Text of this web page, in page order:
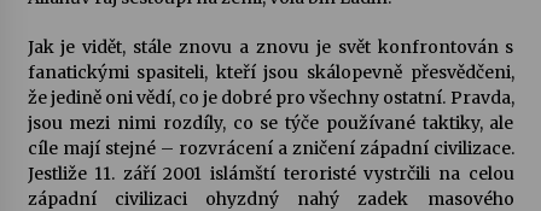
odkaz Josefa Čapka
13. 7. 2026
Varhanní recitál Michala Novenka v Klášteře
Želiv
3. 7. 2026
Jak je vidět, stále znovu a znovu je svět konfrontován s
fanatickými spasiteli, kteří jsou skálopevně přesvědčeni,
že jedině oni vědí, co je dobré pro všechny ostatní. Pravda,
jsou mezi nimi rozdíly, co se týče používané taktiky, ale
cíle mají stejné – rozvrácení a zničení západní civilizace.
Jestliže 11. září 2001 islámští teroristé vystrčili na celou
západní civilizaci ohyzdný nahý zadek masového